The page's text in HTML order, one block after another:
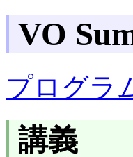
VO
プログラ
講義